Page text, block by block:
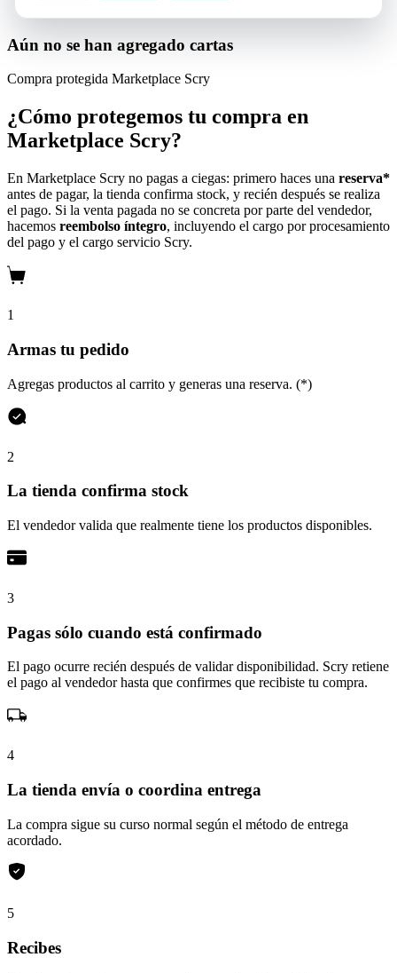
Aún no se han agregado cartas
Compra protegida Marketplace Scry
¿Cómo protegemos tu compra en
Marketplace Scry?
En Marketplace Scry no pagas a ciegas: primero haces una reserva*
antes de pagar, la tienda confirma stock, y recién después se realiza
el pago. Si la venta pagada no se concreta por parte del vendedor,
hacemos reembolso íntegro, incluyendo el cargo por procesamiento
del pago y el cargo servicio Scry.
1
Armas tu pedido
Agregas productos al carrito y generas una reserva. (*)
2
La tienda confirma stock
El vendedor valida que realmente tiene los productos disponibles.
3
Pagas sólo cuando está confirmado
El pago ocurre recién después de validar disponibilidad. Scry retiene
el pago al vendedor hasta que confirmes que recibiste tu compra.
4
La tienda envía o coordina entrega
La compra sigue su curso normal según el método de entrega
acordado.
5
Recibes